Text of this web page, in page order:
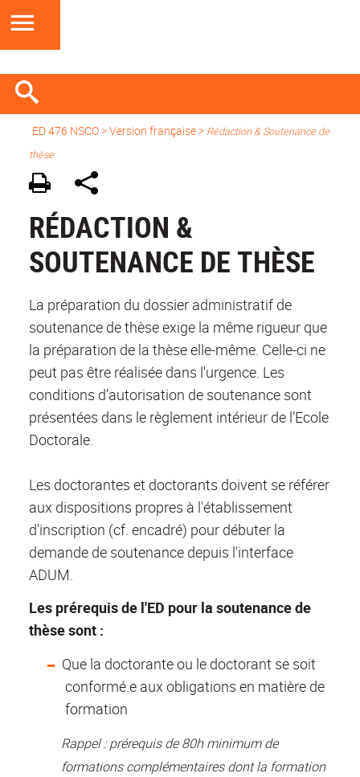
ED 476 NSCO>Version française> Rédaction & Soutenance de
thèse
RÉDACTION &
SOUTENANCE DE THÈSE
La préparation du dossier administratif de
soutenance de thèse exige la même rigueur que
la préparation de la thèse elle-même. Celle-ci ne
peut pas être réalisée dans l'urgence. Les
conditions d’autorisation de soutenance sont
présentées dans le règlement intérieur de l’Ecole
Doctorale.
Les doctorantes et doctorants doivent se référer
aux dispositions propres à l'établissement
d'inscription (cf. encadré) pour débuter la
demande de soutenance depuis l'interface
ADUM.
Les prérequis de l'ED pour la soutenance de
thèse sont :
Que la doctorante ou le doctorant se soit
conformé.e aux obligations en matière de
formation
Rappel : prérequis de 80h minimum de
formations complémentaires dont la formation